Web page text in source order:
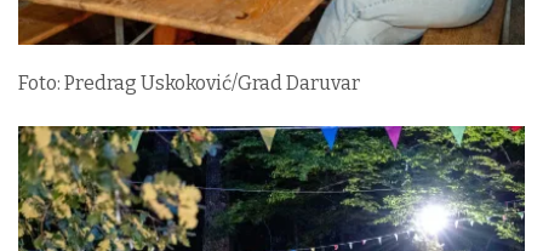
Foto: Predrag Uskoković/Grad Daruvar